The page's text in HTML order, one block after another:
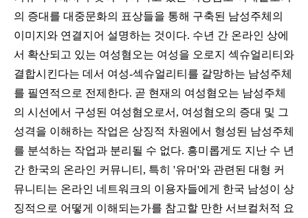
의 증대를 대중문화의 표상들을 통해 구축된 남성주체의
이미지와 연결지어 설명하는 것이다. 수년 간 온라인 상에
서 확산되고 있는 여성혐오는 여성을 오로지 섹슈얼리티와
결합시킨다는 데서 여성-섹슈얼리티를 갈망하는 남성주체
를 필연적으로 전제한다. 곧 현재의 여성혐오는 남성주체
의 시선에서 구성된 여성혐오로서, 여성혐오의 증대 및 그
성격을 이해하는 작업은 상징적 차원에서 형성된 남성주체
를 분석하는 작업과 분리될 수 없다. 흥미롭게도 지난 수 년
간 한국의 온라인 커뮤니티, 특히 '유머'와 관련된 대형 커
뮤니티는 온라인 네트워크의 이용자들에게 한국 남성이 상
징적으로 어떻게 이해되는가를 참고할 만한 서브컬처 적 요